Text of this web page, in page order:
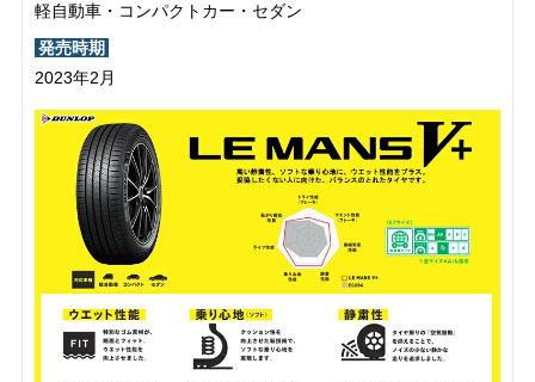
軽自動車・コンパクトカー・セダン
発売時期
2023年2月